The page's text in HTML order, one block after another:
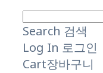
Search 검색
Log In 로그인
Cart장바구니